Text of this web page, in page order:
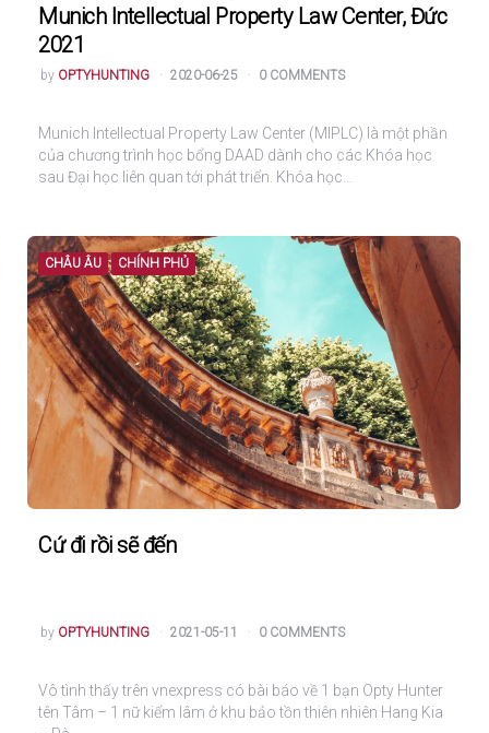
Munich Intellectual Property Law Center, Đức
2021
POSTED
by OPTYHUNTING 2020-06-25 0 COMMENTS
Munich Intellectual Property Law Center (MIPLC) là một phần
của chương trình học bổng DAAD dành cho các Khóa học
sau Đại học liên quan tới phát triển. Khóa học…
CHÂU ÂU CHÍNH PHỦ
Cứ đi rồi sẽ đến
POSTED
by OPTYHUNTING 2021-05-11 0 COMMENTS
Vô tình thấy trên vnexpress có bài báo về 1 bạn Opty Hunter
tên Tâm – 1 nữ kiểm lâm ở khu bảo tồn thiên nhiên Hang Kia